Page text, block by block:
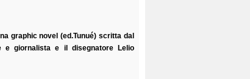
graphic novel (ed.Tunué) scritta dal
e giornalista e il disegnatore Lelio